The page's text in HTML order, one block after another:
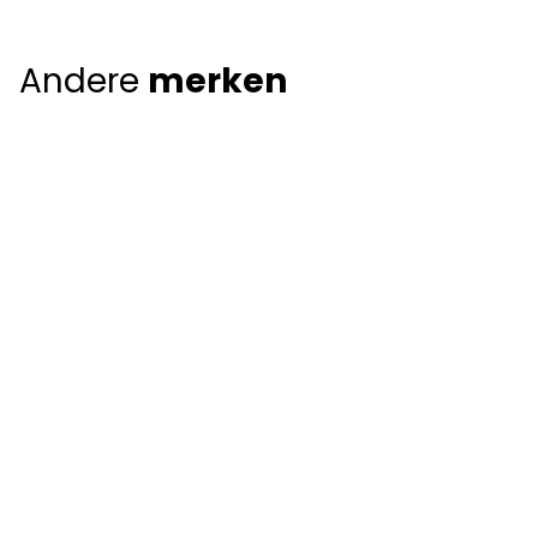
Andere merken